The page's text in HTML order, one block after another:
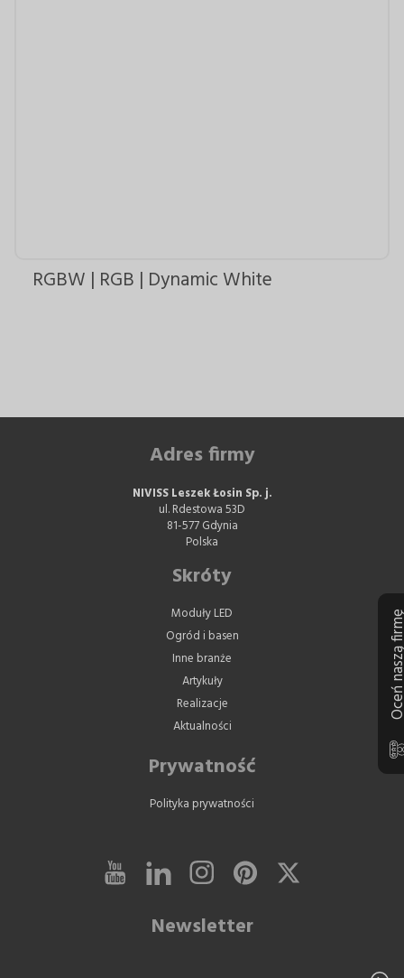
RGBW | RGB | Dynamic White
Oceń
Adres firmy
NIVISS Leszek Łosin Sp. j.
ul. Rdestowa 53D
81-577 Gdynia
Polska
Skróty
Moduły LED
Ogród i basen
Inne branże
Artykuły
Realizacje
Aktualności
Prywatność
Polityka prywatności
Newsletter